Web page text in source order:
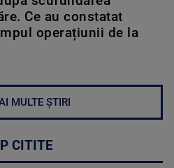
Ce au constatat
operațiunii de la
MULTE ȘTIRI
CITITE